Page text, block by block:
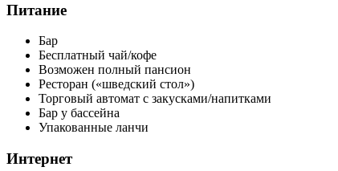
Питание
Бар
Бесплатный чай/кофе
Возможен полный пансион
Ресторан («шведский стол»)
Торговый автомат с закусками/напитками
Бар у бассейна
Упакованные ланчи
Интернет